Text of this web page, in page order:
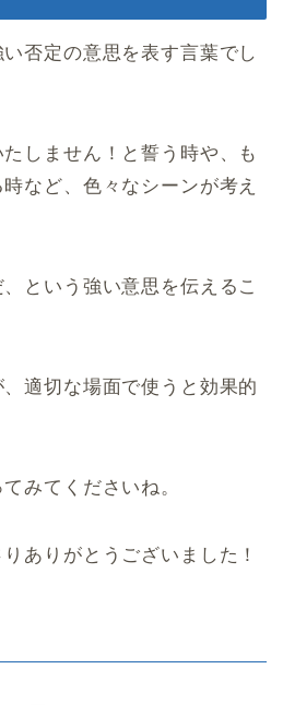
い否定の意思を表す言葉でし
しません！と誓う時や、も
など、色々なシーンが考え
という強い意思を伝えるこ
適切な場面で使うと効果的
みてくださいね。
ありがとうございました！